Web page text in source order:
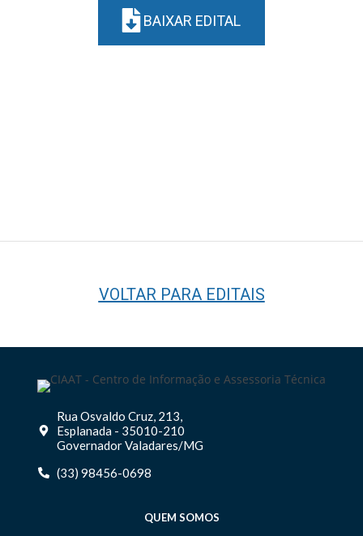
BAIXAR EDITAL
VOLTAR PARA EDITAIS
Rua Osvaldo Cruz, 213,
Esplanada - 35010-210
Governador Valadares/MG
(33) 98456-0698
QUEM SOMOS